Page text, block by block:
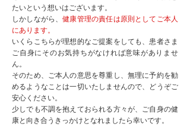
たいという想いはございます。
しかしながら、健康管理の責任は原則としてご本人
にあります。
いくらこちらが理想的なご提案をしても、患者さま
ご自身にそのお気持ちがなければ意味がありませ
ん。
そのため、ご本人の意思を尊重し、無理に予約を勧
めるようなことは一切いたしませんので、どうぞご
安心ください。
少しでも不調を抱えておられる方々が、ご自身の健
康と向き合うきっかけとなれましたら幸いです。